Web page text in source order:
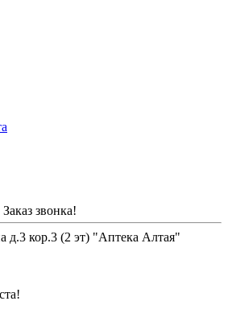
звонка!
д.3 кор.3 (2 эт) "Аптека Алтая"